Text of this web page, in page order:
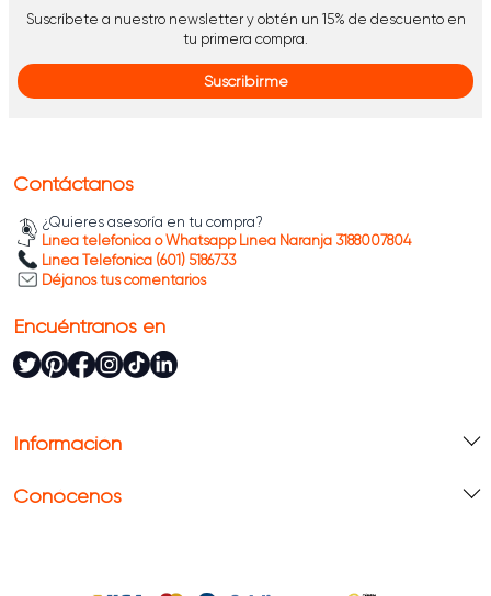
Suscríbete a nuestro newsletter y obtén un 15% de descuento en
tu primera compra.
Suscribirme
Información
Conócenos
Contáctanos
¿Quieres asesoría en tu compra?
Línea telefónica o Whatsapp Línea Naranja 3188007804
Línea Telefónica (601) 5186733
Déjanos tus comentarios
Encuéntranos en